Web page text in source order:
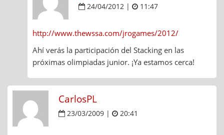
24/04/2012 | 11:47
http://www.thewssa.com/jrogames/2012/
Ahí verás la participación del Stacking en las
próximas olimpiadas junior. ¡Ya estamos cerca!
CarlosPL
23/03/2009 | 20:41